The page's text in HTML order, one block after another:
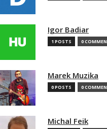
Igor Badiar
1 POSTS 0
Marek Muzika
0 POSTS 0
Michal Feik